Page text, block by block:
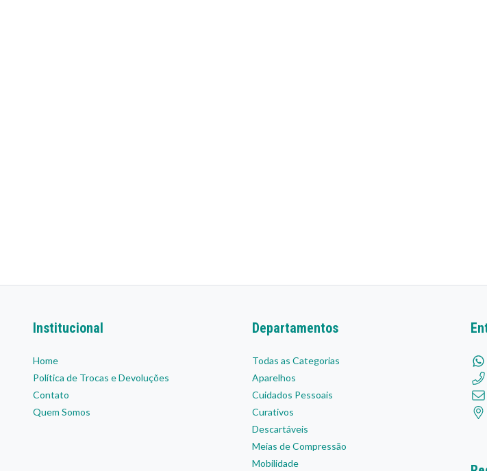
Institucional
Home
Política de Trocas e Devoluções
Contato
Quem Somos
Departamentos
Todas as Categorias
Aparelhos
Cuidados Pessoais
Curativos
Descartáveis
Meias de Compressão
Mobilidade